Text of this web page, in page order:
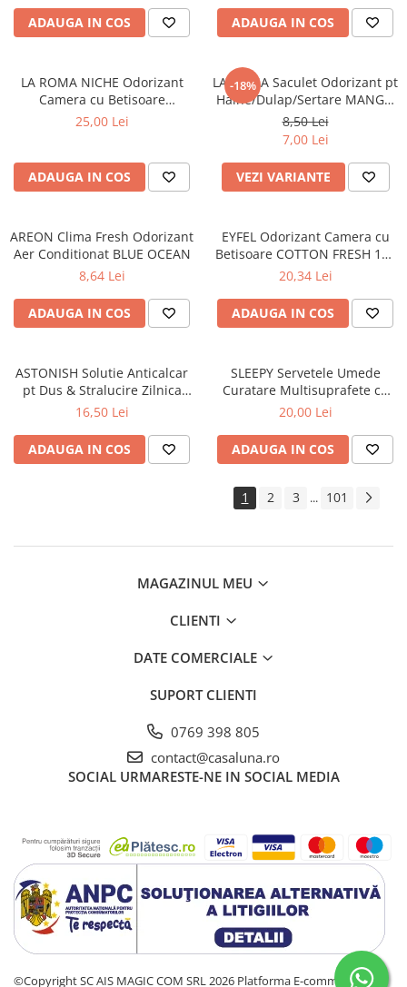
ADAUGA IN COS ADAUGA IN COS
LA ROMA NICHE Odorizant
Camera cu Betisoare
INVICTUS 120 ml
25,00 Lei
ADAUGA IN COS
-18%
LA ROMA Saculet Odorizant pt
Haine/Dulap/Sertare MANGO
26g
8,50 Lei
7,00 Lei
VEZI VARIANTE
AREON Clima Fresh Odorizant
Aer Conditionat BLUE OCEAN
8,64 Lei
ADAUGA IN COS
EYFEL Odorizant Camera cu
Betisoare COTTON FRESH 120
ml
20,34 Lei
ADAUGA IN COS
ASTONISH Solutie Anticalcar
pt Dus & Stralucire Zilnica
White Lilies 750 ml
16,50 Lei
ADAUGA IN COS
SLEEPY Servetele Umede
Curatare Multisuprafete cu
Bicarbonat, Otet Alb, Eucalipt
Buc
20,00 Lei
ADAUGA IN COS
1 2 3 ... 101
MAGAZINUL MEU
CLIENTI
DATE COMERCIALE
SUPORT CLIENTI
0769 398 805
contact@casaluna.ro
SOCIAL URMARESTE-NE IN SOCIAL MEDIA
©Copyright SC AIS MAGIC COM SRL 2026 Platforma E-commerce by